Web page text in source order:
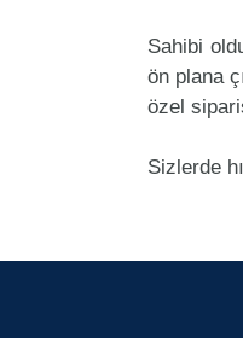
Sahibi
ön plana
özel
Sizlerde